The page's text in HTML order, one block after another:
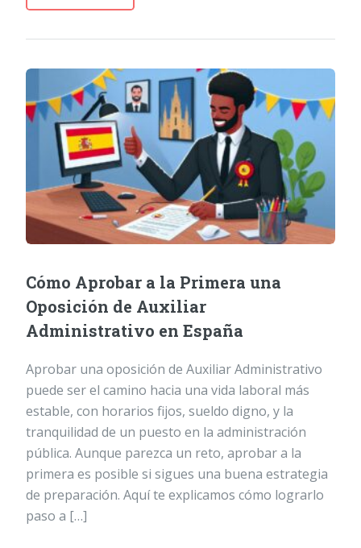
Cómo Aprobar a la Primera una
Oposición de Auxiliar
Administrativo en España
Aprobar una oposición de Auxiliar Administrativo
puede ser el camino hacia una vida laboral más
estable, con horarios fijos, sueldo digno, y la
tranquilidad de un puesto en la administración
pública. Aunque parezca un reto, aprobar a la
primera es posible si sigues una buena estrategia
de preparación. Aquí te explicamos cómo lograrlo
paso a […]